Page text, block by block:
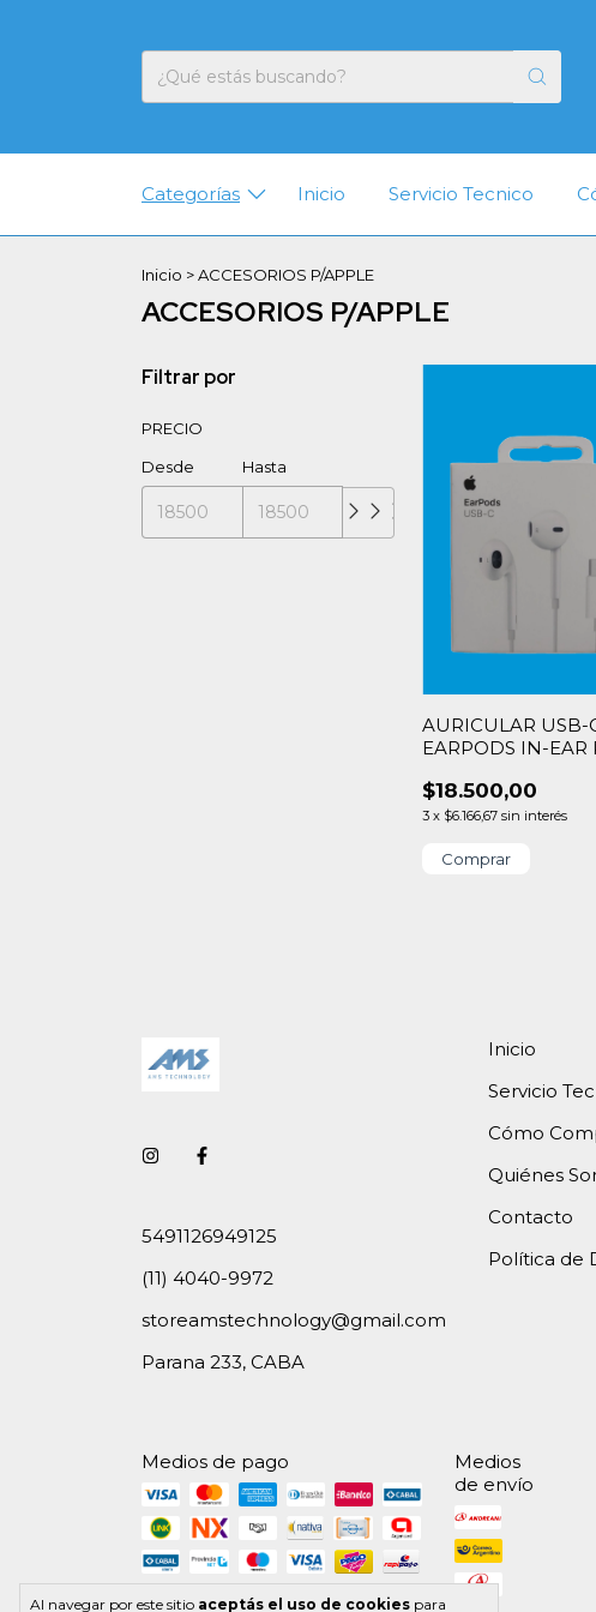
Categorías Inicio Servicio Tecnico
Al navegar por este sitio aceptás el uso de cookies para
Inicio >ACCESORIOS P/APPLE
ACCESORIOS P/APPLE
Filtrar por
PRECIO
Desde
Hasta
AURICULAR USB-
EARPODS IN-EAR
$18.500,00
3 x $6.166,67 sin interés
5491126949125
(11) 4040-9972
storeamstechnology@gmail.com
Parana 233, CABA
Inicio
Servicio
Cómo
Quiénes
Contacto
Política de
Medios de pago
Medios
de envío